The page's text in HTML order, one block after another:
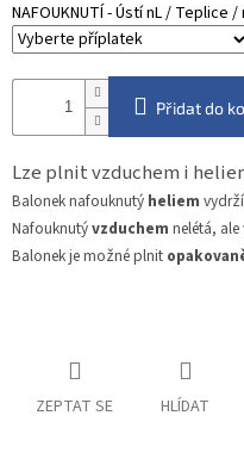
NAFOUKNUTÍ - Ústí nL / Teplice
Přidat do
Lze plnit vzduchem i
Balonek nafouknutý heliem
Nafouknutývzduchem nelétá,
Balonek je možné plnit
ZEPTAT SE HLÍDAT